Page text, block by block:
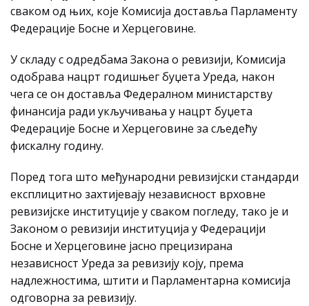
сваком од њих, које Комисија доставља Парламенту
Федерације Босне и Херцеговине.
У складу с одредбама Закона о ревизији, Комисија
одобрава нацрт годишњег буџета Уреда, након
чега се он доставља Федералном министарству
финансија ради укључивања у нацрт буџета
Федерације Босне и Херцеговине за сљедећу
фискалну годину.
Поред тога што међународни ревизијски стандарди
експлицитно захтијевају независност врховне
ревизијске институције у сваком погледу, тако је и
Законом о ревизији институција у Федерацији
Босне и Херцеговине јасно прецизирана
независност Уреда за ревизију коју, према
надлежностима, штити и Парламентарна комисија
одговорна за ревизију.